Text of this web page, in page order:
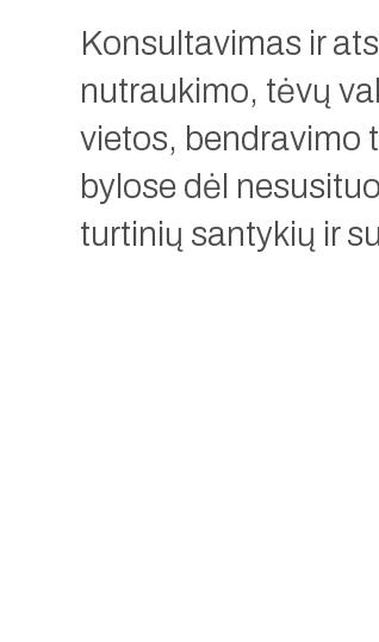
Konsultavimas ir
nutraukimo, tėvų
vietos, bendravimo
bylose dėl
turtinių santykių ir